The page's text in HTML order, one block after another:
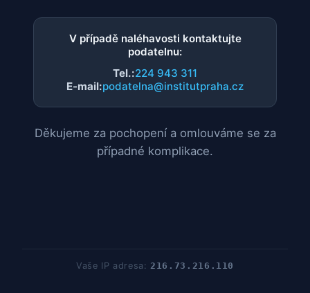
V případě naléhavosti kontaktujte
podatelnu:
Tel.:224 943 311
E-mail:podatelna@institutpraha.cz
Děkujeme za pochopení a omlouváme se za
případné komplikace.
Vaše IP adresa:216.73.216.110